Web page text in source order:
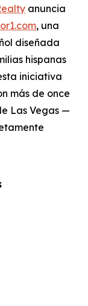
anuncia
, una
diseñada
hispanas
iniciativa
más de once
Las Vegas —